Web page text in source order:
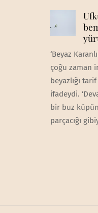
‘Beyaz
çoğu zaman
beyazlığı
ifadeydi.
bir buz
parçacığı